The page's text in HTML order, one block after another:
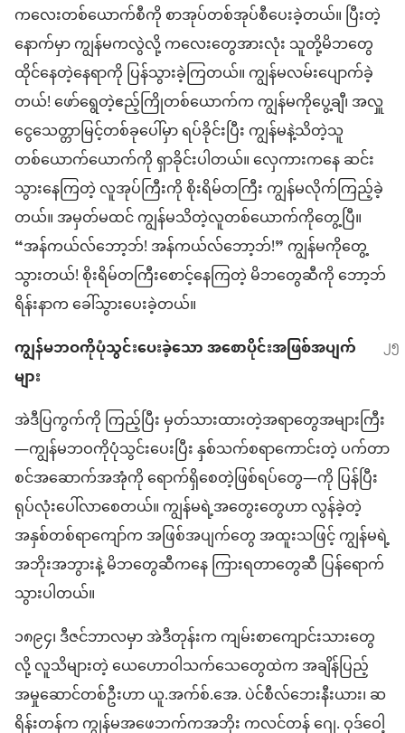
ကလေး​တစ်ယောက်စီ​ကို စာအုပ်​တစ်အုပ်​စီ​ပေး​ခဲ့တယ်။ ပြီး​တဲ့​
နောက်​မှာ ကျွန်မ​က​လွဲလို့ ကလေး​တွေ​အားလုံး သူတို့​မိဘတွေ​
ထိုင်​နေတဲ့​နေရာကို ပြန်သွား​ခဲ့​ကြတယ်။ ကျွန်မ​လမ်းပျောက်​ခဲ့
တယ်! ဖော်ရွေ​တဲ့​ဧည့်ကြို​တစ်ယောက်​က ကျွန်မ​ကို​ပွေ့ချီ၊ အလှူ
ငွေ​သေတ္တာ​မြင့်​တစ်ခုပေါ်​မှာ ရပ်​ခိုင်း​ပြီး ကျွန်မ​နဲ့​သိတဲ့​သူ​
တစ်ယောက်ယောက်​ကို ရှာ​ခိုင်းပါ​တယ်။ လှေကား​ကနေ ဆင်း​
သွား​နေကြ​တဲ့ လူအုပ်ကြီး​ကို စိုးရိမ်​တ​ကြီး ကျွန်မ​လိုက်ကြည့်​ခဲ့
တယ်။ အမှတ်မထင် ကျွန်မ​သိတဲ့​လူတစ်ယောက်ကို​တွေ့​ပြီ။
“အန်​ကယ်​လ်​ဘော့​ဘ်! အန်​ကယ်​လ်​ဘော့​ဘ်!” ကျွန်မ​ကို​တွေ့​
သွားတယ်! စိုးရိမ်​တ​ကြီး​စောင့်​နေကြ​တဲ့ မိဘတွေ​ဆီ​ကို ဘော့​ဘ်
ရိန်း​နာ​က ခေါ်သွား​ပေး​ခဲ့တယ်။
ကျွန်မ​ဘဝကို​ပုံသွင်း​ပေး​ခဲ့​သော အစောပိုင်း​အဖြစ်အပျက်​
များ
အဲဒီ​ပြကွက်​ကို ကြည့်​ပြီး မှတ်သား​ထား​တဲ့​အရာ​တွေ​အများကြီး
—ကျွန်မ​ဘဝကို​ပုံသွင်း​ပေး​ပြီး နှစ်သက်စရာ​ကောင်း​တဲ့ ပက်​တာ​
စင်​အဆောက်အအုံ​ကို ရောက်ရှိ​စေ​တဲ့​ဖြစ်ရပ်​တွေ—ကို ပြန်​ပြီး
ရုပ်လုံးပေါ်​လာ​စေတယ်။ ကျွန်မ​ရဲ့​အတွေး​တွေ​ဟာ လွန်ခဲ့တဲ့​
အနှစ်​တစ်​ရာ​ကျော်​က အဖြစ်အပျက်​တွေ အထူးသဖြင့် ကျွန်မ​ရဲ့​
အဘိုးအဘွား​နဲ့ မိဘတွေဆီကနေ ကြား​ရတာတွေ​ဆီ ပြန်ရောက်​
သွားပါ​တယ်။
၁၈၉၄၊ ဒီဇင်ဘာ​လမှာ အဲဒီတုန်းက ကျမ်းစာ​ကျောင်းသား​တွေ​
လို့ လူသိ​များတဲ့ ယေဟောဝါသက်သေ​တွေ​ထဲ​က အချိန်ပြည့်​
အမှုဆောင်​တစ်ဦး​ဟာ ယူ.အက်စ်.အေ. ပဲ​င်​စီ​လ်​ဘေး​နီး​ယား၊ ဆ​
ရိန်း​တန်​က ကျွန်မ​အဖေ​ဘက်က​အဘိုး ကလင်တန် ဂျေ. ဝုဒ်​ဝေါ့​